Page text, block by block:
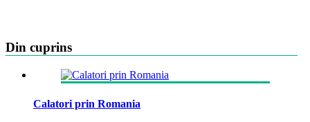
Din cuprins
Calatori prin Romania